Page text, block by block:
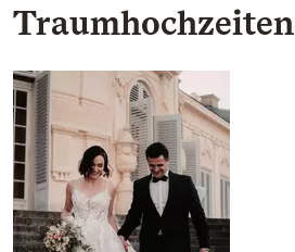
Traumhochzeiten